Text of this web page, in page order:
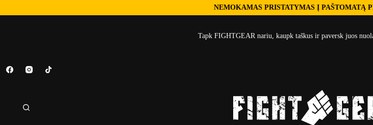
NEMOKAMAS PRISTATYMAS Į PAŠTOMATĄ
Tapk FIGHTGEAR nariu, kaupk taškus ir paversk juos